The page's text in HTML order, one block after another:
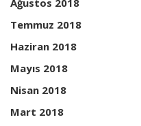
Ağustos 2018
Temmuz 2018
Haziran 2018
Mayıs 2018
Nisan 2018
Mart 2018